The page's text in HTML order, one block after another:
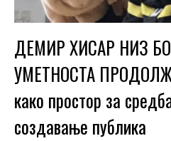
ДЕМИР ХИСАР НИЗ
УМЕТНОСТА
како простор за
создавање публика